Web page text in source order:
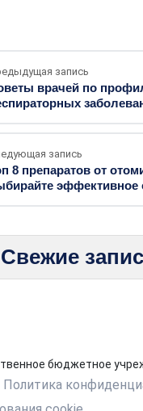
запись
врачей по
запись
8 препаратов от
эффективное
Свежие
бюджетное
Политика